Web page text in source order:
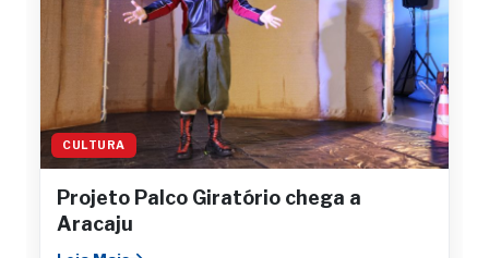
CULTURA
Projeto Palco Giratório chega a
Aracaju